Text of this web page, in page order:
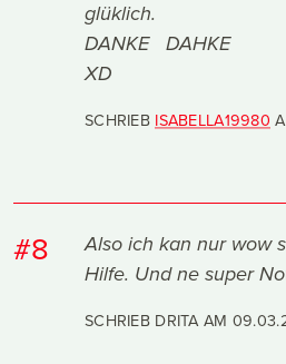
glüklich.
DANKE DAHKE
XD
SCHRIEB ISABELLA19980
#8
Also ich kan nur wow
Hilfe. Und ne super
SCHRIEB DRITA AM